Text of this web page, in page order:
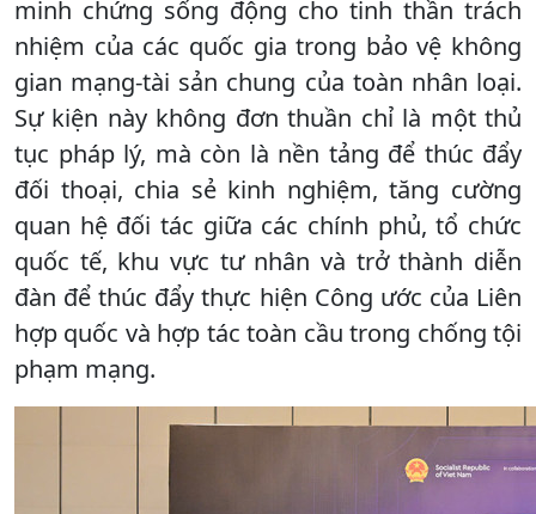
minh chứng sống động cho tinh thần trách
nhiệm của các quốc gia trong bảo vệ không
gian mạng-tài sản chung của toàn nhân loại.
Sự kiện này không đơn thuần chỉ là một thủ
tục pháp lý, mà còn là nền tảng để thúc đẩy
đối thoại, chia sẻ kinh nghiệm, tăng cường
quan hệ đối tác giữa các chính phủ, tổ chức
quốc tế, khu vực tư nhân và trở thành diễn
đàn để thúc đẩy thực hiện Công ước của Liên
hợp quốc và hợp tác toàn cầu trong chống tội
phạm mạng.